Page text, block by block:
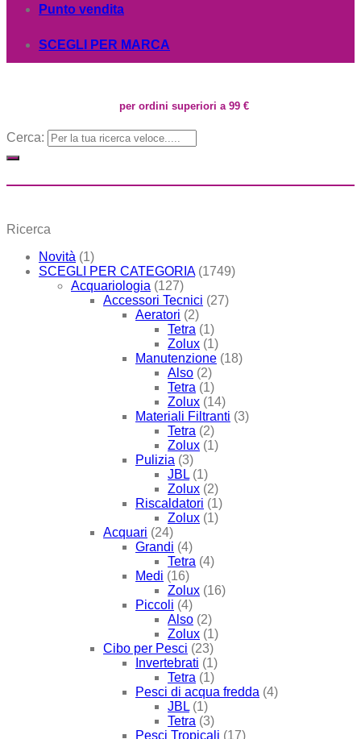
Punto vendita
SCEGLI PER MARCA
per ordini superiori a 99 €
Cerca:
Ricerca
Novità (1)
SCEGLI PER CATEGORIA (1749)
Acquariologia (127)
Accessori Tecnici (27)
Aeratori (2)
Tetra (1)
Zolux (1)
Manutenzione (18)
Also (2)
Tetra (1)
Zolux (14)
Materiali Filtranti (3)
Tetra (2)
Zolux (1)
Pulizia (3)
JBL (1)
Zolux (2)
Riscaldatori (1)
Zolux (1)
Acquari (24)
Grandi (4)
Tetra (4)
Medi (16)
Zolux (16)
Piccoli (4)
Also (2)
Zolux (1)
Cibo per Pesci (23)
Invertebrati (1)
Tetra (1)
Pesci di acqua fredda (4)
JBL (1)
Tetra (3)
Pesci Tropicali (17)